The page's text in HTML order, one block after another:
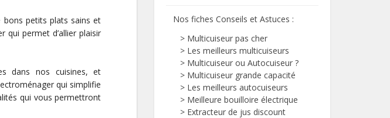
bons petits plats sains et
qui permet d’allier plaisir
dans nos cuisines, et
qui simplifie
qui vous permettront
Nos fiches Conseils et Astuces :
> Multicuiseur pas cher
> Les meilleurs multicuiseurs
> Multicuiseur ou Autocuiseur ?
> Multicuiseur grande capacité
> Les meilleurs autocuiseurs
> Meilleure bouilloire électrique
> Extracteur de jus discount